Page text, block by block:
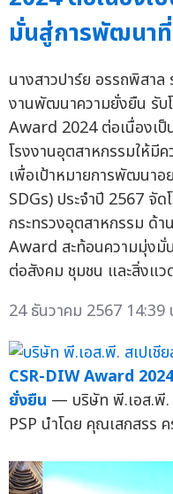
มั่นสู่การพัฒนา
นางสาวปาร์ย อรรถพิสาล
งานพัฒนาความยั่งยืน รับ
Award 2024 ต่อเนื่องเป็
โรงงานอุตสาหกรรมให้มี
เพื่อเป้าหมายการพัฒนา
SDGs) ประจำปี 2567 จั
กระทรวงอุตสาหกรรม ด้
Award สะท้อนความมุ่งมั่
ต่อสังคม ชุมชน และสิ่งแ
24 ธันวาคม 2567 14:39
CSR-DIW Award
ยั่งยืน — บริษัท พี.เอส.พี.
PSP นำโดย คุณเสกสรร